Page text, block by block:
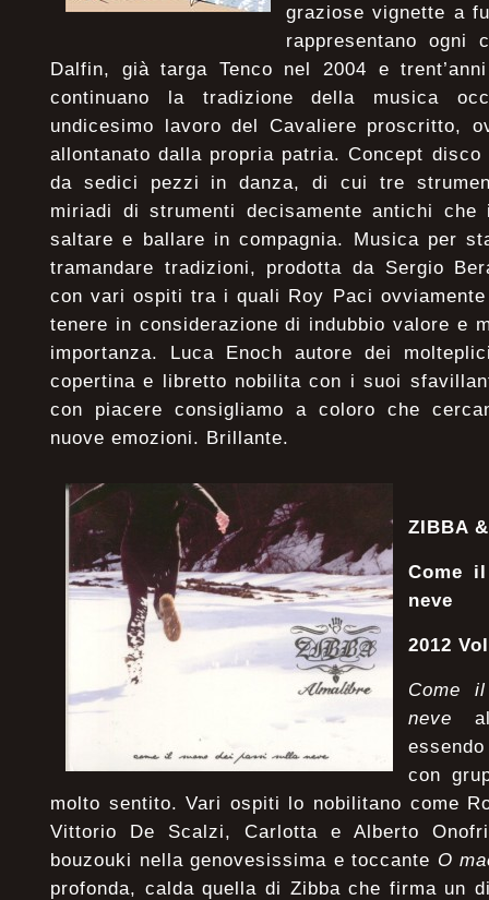
graziose vignette a
rappresentano ogni
Dalfin, già targa Tenco nel 2004 e
continuano la tradizione della musica
undicesimo lavoro del Cavaliere proscritto,
allontanato dalla propria patria. Concept
da sedici pezzi in danza, di cui tre
miriadi di strumenti decisamente antichi che
saltare e ballare in compagnia. Musica per
tramandare tradizioni, prodotta da Sergio
con vari ospiti tra i quali Roy Paci
tenere in considerazione di indubbio valore e
importanza. Luca Enoch autore dei
copertina e libretto nobilita con i suoi
con piacere consigliamo a coloro che
nuove emozioni. Brillante.
ZIBBA
Come
neve
2012
Come
neve
con
molto sentito. Vari ospiti lo nobilitano come
Vittorio De Scalzi, Carlotta e Alberto
bouzouki nella genovesissima e toccante O
profonda, calda quella di Zibba che firma un